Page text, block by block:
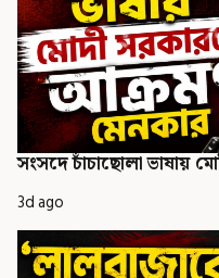
সংসদে চাঁচাছোলা ভাষায়
3d ago